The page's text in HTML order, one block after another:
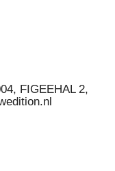
FIGEEHAL 2,